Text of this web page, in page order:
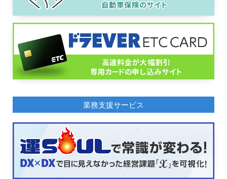
業務支援サービス